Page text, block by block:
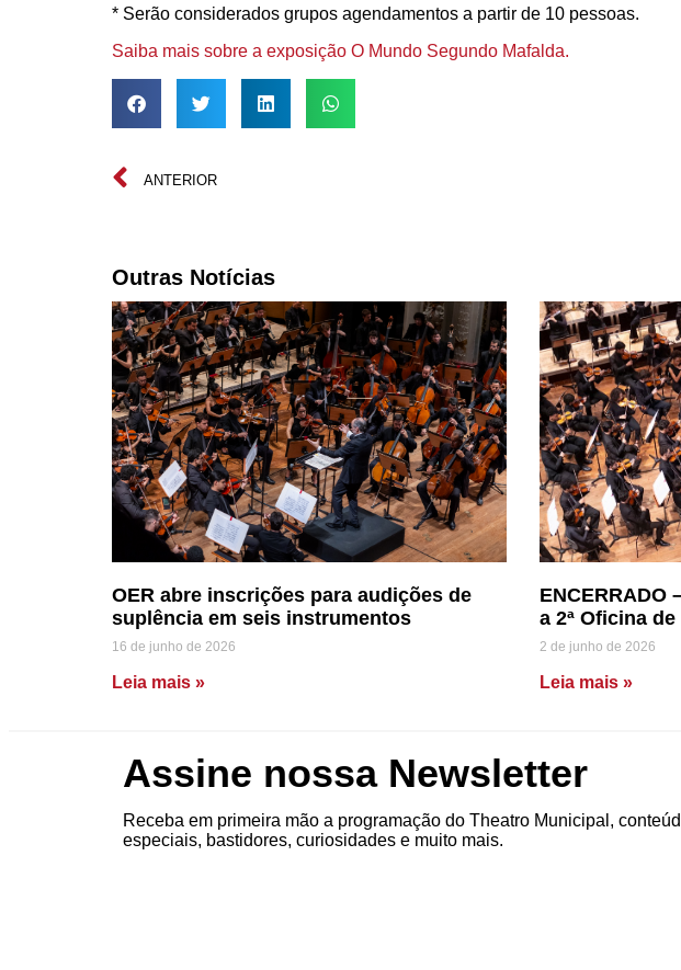
* Serão considerados grupos agendamentos a partir de 10 pessoas.
Saiba mais sobre a exposição O Mundo Segundo Mafalda.
ANTERIOR
Outras Notícias
OER abre inscrições para audições de
suplência em seis instrumentos
16 de junho de 2026
Leia mais »
ENCERRADO
a 2ª Oficina
2 de junho de 2026
Leia mais »
Assine nossa Newsletter
Receba em primeira mão a programação do Theatro Municipal,
especiais, bastidores, curiosidades e muito mais.